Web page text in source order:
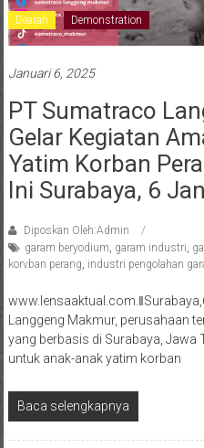
Dearah Demonstration
Januari 6, 2025
PT Sumatraco
Gelar Kegiatan
Yatim Korban
Ini Surabaya, 6
Diposkan Oleh:Admin
garam beryodium, garam industri,
korvban perang, industri pengolahan
Langgeng Makmur, perusahaan
yang berbasis di Surabaya, Jawa
untuk anak-anak yatim korban
Baca selengkapnya